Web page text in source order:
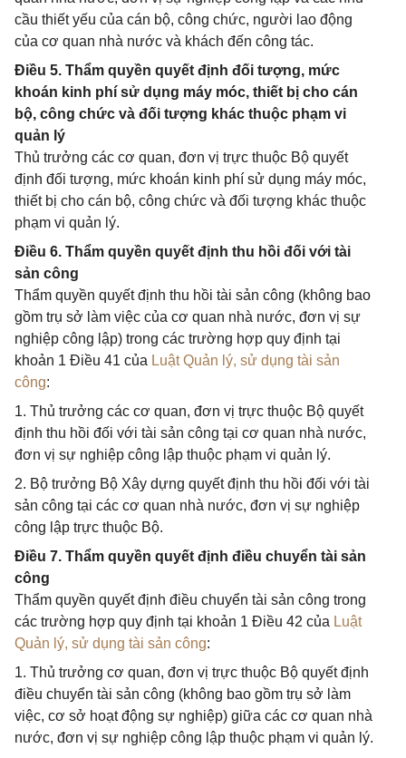
cầu thiết yếu của cán bộ, công chức, người lao động
của cơ quan nhà nước và khách đến công tác.
Điều 5. Thẩm quyền quyết định đối tượng, mức
khoán kinh phí sử dụng máy móc, thiết bị cho cán
bộ, công chức và đối tượng khác thuộc phạm vi
quản lý
Thủ trưởng các cơ quan, đơn vị trực thuộc Bộ quyết
định đối tượng, mức khoán kinh phí sử dụng máy móc,
thiết bị cho cán bộ, công chức và đối tượng khác thuộc
phạm vi quản lý.
Điều 6. Thẩm quyền quyết định thu hồi đối với tài
sản công
Thẩm quyền quyết định thu hồi tài sản công (không bao
gồm trụ sở làm việc của cơ quan nhà nước, đơn vị sự
nghiệp công lập) trong các trường hợp quy định tại
khoản 1 Điều 41 của Luật Quản lý, sử dụng tài sản
công:
1. Thủ trưởng các cơ quan, đơn vị trực thuộc Bộ quyết
định thu hồi đối với tài sản công tại cơ quan nhà nước,
đơn vị sự nghiệp công lập thuộc phạm vi quản lý.
2. Bộ trưởng Bộ Xây dựng quyết định thu hồi đối với tài
sản công tại các cơ quan nhà nước, đơn vị sự nghiệp
công lập trực thuộc Bộ.
Điều 7. Thẩm quyền quyết định điều chuyển tài sản
công
Thẩm quyền quyết định điều chuyển tài sản công trong
các trường hợp quy định tại khoản 1 Điều 42 của Luật
Quản lý, sử dụng tài sản công:
1. Thủ trưởng cơ quan, đơn vị trực thuộc Bộ quyết định
điều chuyển tài sản công (không bao gồm trụ sở làm
việc, cơ sở hoạt động sự nghiệp) giữa các cơ quan nhà
nước, đơn vị sự nghiệp công lập thuộc phạm vi quản lý.